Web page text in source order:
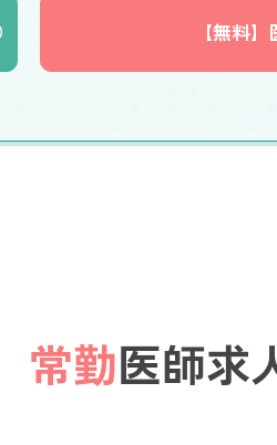
【無料
常勤医師求